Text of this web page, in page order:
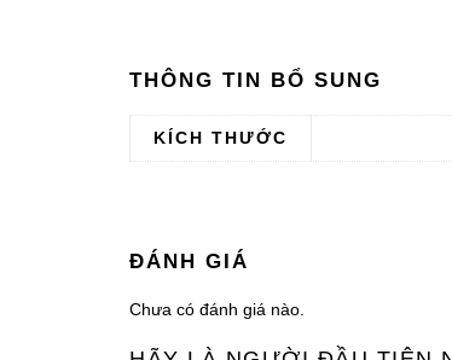
THÔNG TIN BỔ SUNG
KÍCH THƯỚC
ĐÁNH GIÁ
Chưa có đánh giá nào.